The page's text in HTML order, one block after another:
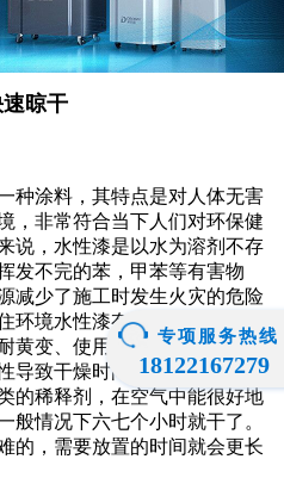
晾干
种涂料，其特点是对人体无害
，非常符合当下人们对环保健
说，水性漆是以水为溶剂不存
发不完的苯，甲苯等有害物
减少了施工时发生火灾的危险
环境水性漆有良好的柔韧性并
黄变、使用方便等特点。
导致干燥时间会比较久。像传
的稀释剂，在空气中能很好地
般情况下六七个小时就干了。
的，需要放置的时间就会更长
专项服务热线
18122167279